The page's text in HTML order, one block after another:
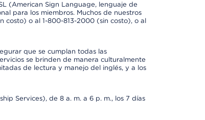
(American Sign Language, lenguaje de
para los miembros. Muchos de nuestros
costo) o al 1-800-813-2000 (sin costo), o al
que se cumplan todas las
se brinden de manera culturalmente
de lectura y manejo del inglés, y a los
Services), de 8 a. m. a 6 p. m., los 7 días